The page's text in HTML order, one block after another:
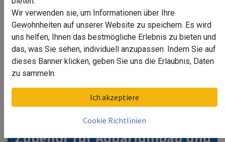
Zubehör für Aquariumbau und
Wir verwenden sie, um Informationen über Ihre
Gewohnheiten auf unserer Website zu speichern. Es wird
uns helfen, Ihnen das bestmögliche Erlebnis zu bieten und
das, was Sie sehen, individuell anzupassen. Indem Sie auf
dieses Banner klicken, geben Sie uns die Erlaubnis, Daten
zu sammeln.
Ich akzeptiere
Cookie Richtlinien